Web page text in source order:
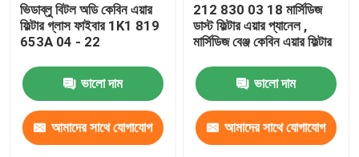
ভিডাব্লু বিটল অডি কেবিন এয়ার
ফিল্টার গ্লাস ফাইবার 1K1 819
653A 04 - 22
ভালো দাম
আমাদের সাথে যোগাযোগ
212 830 03 18 মার্সিডিজ
ডাস্ট ফিল্টার এয়ার প্যানেল ,
মার্সিডিজ বেঞ্জ কেবিন এয়ার ফিল্টার
ভালো দাম
আমাদের সাথে যোগাযোগ